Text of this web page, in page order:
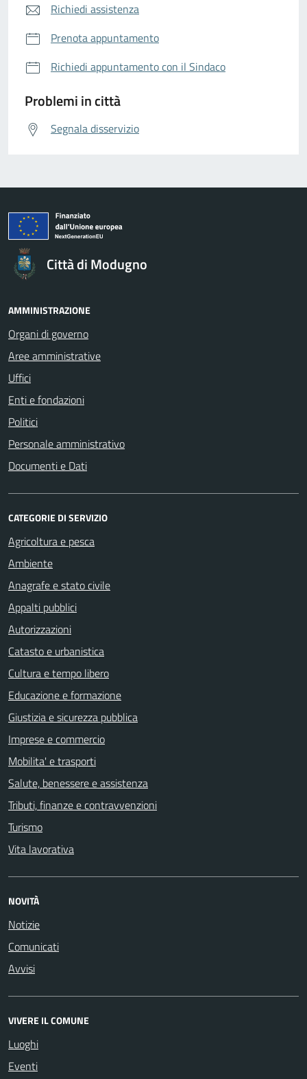
Richiedi assistenza
Prenota appuntamento
Richiedi appuntamento con il Sindaco
Problemi in città
Segnala disservizio
Città di Modugno
AMMINISTRAZIONE
Organi di governo
Aree amministrative
Uffici
Enti e fondazioni
Politici
Personale amministrativo
Documenti e Dati
CATEGORIE DI SERVIZIO
Agricoltura e pesca
Ambiente
Anagrafe e stato civile
Appalti pubblici
Autorizzazioni
Catasto e urbanistica
Cultura e tempo libero
Educazione e formazione
Giustizia e sicurezza pubblica
Imprese e commercio
Mobilita' e trasporti
Salute, benessere e assistenza
Tributi, finanze e contravvenzioni
Turismo
Vita lavorativa
NOVITÀ
Notizie
Comunicati
Avvisi
VIVERE IL COMUNE
Luoghi
Eventi